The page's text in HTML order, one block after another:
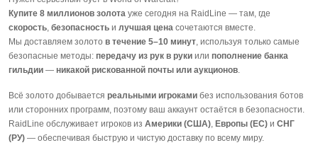
Купите 8 миллионов золота уже сегодня на RaidLine — там, где
скорость безопасность и лучшая цена сочетаются вместе.
Мы доставляем золото в течение 5–10 минут , используя только самые
безопасные методы: передачу из рук в руки или пополнение банка
гильдии — никакой рискованной почты или аукционов
Всё золото добывается реальными игроками без использования ботов
или сторонних программ, поэтому ваш аккаунт остаётся в безопасности.
RaidLine обслуживает игроков из Америки (США) Европы (ЕС) и СНГ
(РУ) — обеспечивая быструю и чистую доставку по всему миру.